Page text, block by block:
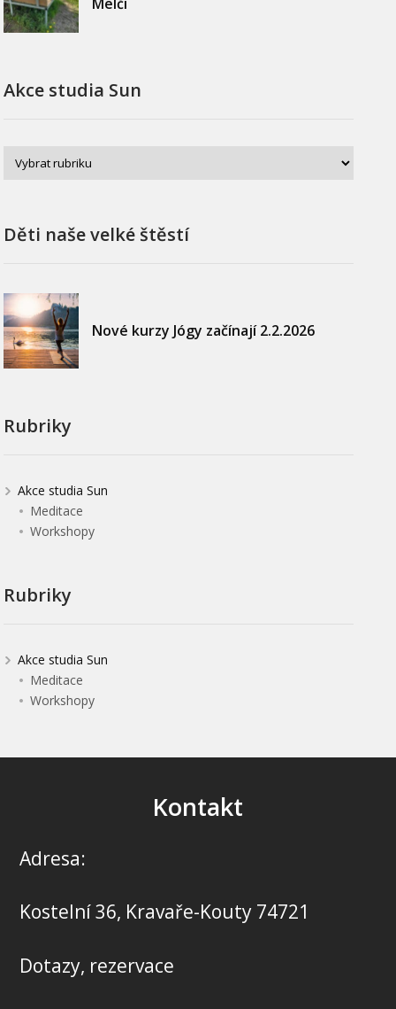
Akce studia Sun
Děti naše velké štěstí
Nové kurzy Jógy začínají 2.2.2026
Rubriky
Akce studia Sun
Meditace
Workshopy
Rubriky
Akce studia Sun
Meditace
Workshopy
Kontakt
Adresa:
Kostelní 36, Kravaře-Kouty 74721
Dotazy, rezervace